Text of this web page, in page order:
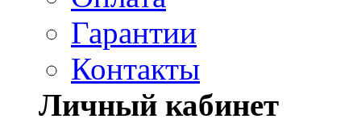
Гарантии
Контакты
Личный кабинет